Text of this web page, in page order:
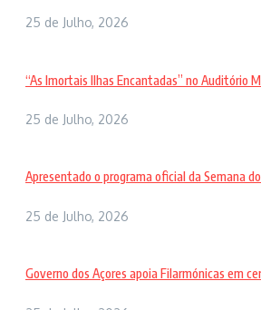
25 de Julho, 2026
“As Imortais Ilhas Encantadas” no Auditório
25 de Julho, 2026
Apresentado o programa oficial da Semana
25 de Julho, 2026
Governo dos Açores apoia Filarmónicas em